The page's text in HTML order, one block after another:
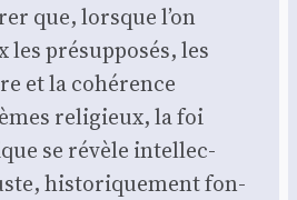
que, lorsque l’on
les pré­sup­po­sés, les
et la cohé­rence
reli­gieux, la foi
se révèle intel­lec­
his­to­ri­que­ment fon­